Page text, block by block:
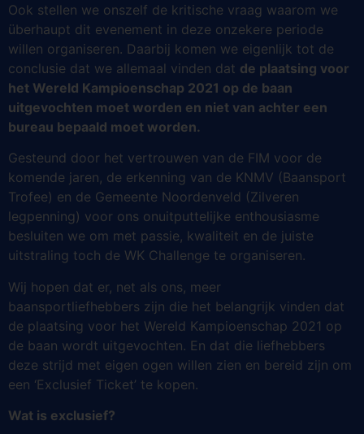
Ook stellen we onszelf de kritische vraag waarom we
überhaupt dit evenement in deze onzekere periode
willen organiseren. Daarbij komen we eigenlijk tot de
conclusie dat we allemaal vinden dat de plaatsing voor
het Wereld Kampioenschap 2021 op de baan
uitgevochten moet worden en niet van achter een
bureau bepaald moet worden.
Gesteund door het vertrouwen van de FIM voor de
komende jaren, de erkenning van de KNMV (Baansport
Trofee) en de Gemeente Noordenveld (Zilveren
legpenning) voor ons onuitputtelijke enthousiasme
besluiten we om met passie, kwaliteit en de juiste
uitstraling toch de WK Challenge te organiseren.
Wij hopen dat er, net als ons, meer
baansportliefhebbers zijn die het belangrijk vinden dat
de plaatsing voor het Wereld Kampioenschap 2021 op
de baan wordt uitgevochten. En dat die liefhebbers
deze strijd met eigen ogen willen zien en bereid zijn om
een ‘Exclusief Ticket’ te kopen.
Wat is exclusief?